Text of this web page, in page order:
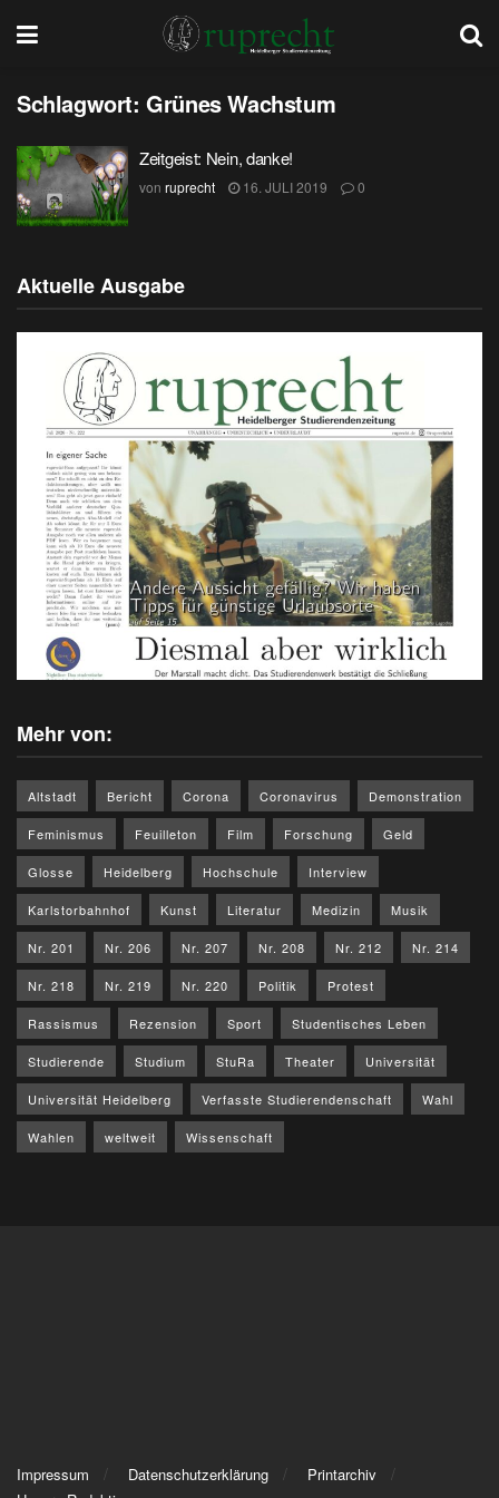
Schlagwort:Grünes Wachstum
Zeitgeist: Nein, danke!
von ruprecht 16. JULI 2019 0
Aktuelle Ausgabe
Mehr von:
Altstadt Bericht Corona Coronavirus Demonstration
Feminismus Feuilleton Film Forschung Geld
Glosse Heidelberg Hochschule Interview
Karlstorbahnhof Kunst Literatur Medizin Musik
Nr. 201 Nr. 206 Nr. 207 Nr. 208 Nr. 212 Nr. 214
Nr. 218 Nr. 219 Nr. 220 Politik Protest
Rassismus Rezension Sport Studentisches Leben
Studierende Studium StuRa Theater Universität
Universität Heidelberg Verfasste Studierendenschaft Wahl
Wahlen weltweit Wissenschaft
Impressum Datenschutzerklärung
Printarchiv